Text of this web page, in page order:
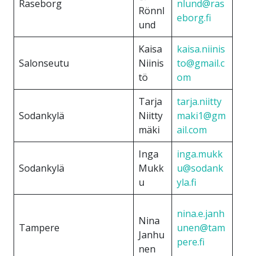
Raseborg
Rönnl
und
nlund@ras
eborg.fi
Salonseutu
Kaisa
Niinis
tö
kaisa.niinis
to@gmail.c
om
Sodankylä
Tarja
Niitty
mäki
tarja.niitty
maki1@gm
ail.com
Sodankylä
Inga
Mukk
u
inga.mukk
u@sodank
yla.fi
Tampere
Nina
Janhu
nen
nina.e.janh
unen@tam
pere.fi